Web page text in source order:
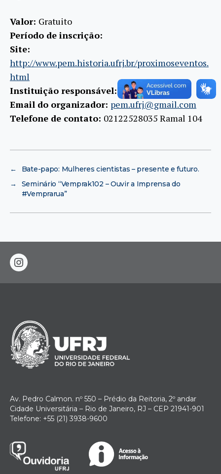
Valor: Gratuito
Período de inscrição:
Site:
http://www.pem.historia.ufrj.br/proximoseventos.
html
Instituição responsável: PEM-UFRJ
Email do organizador: pem.ufrj@gmail.com
Telefone de contato: 02122528035 Ramal 104
←
Bate-papo: Mulheres cientistas – presente e futuro.
→
Seminário “Vemprak102 – Ouvir a Imprensa do
#Vemprarua”‏
instagram
Av. Pedro Calmon. nº 550 – Prédio da Reitoria, 2º andar
Cidade Universitária – Rio de Janeiro, RJ – CEP 21941-901
Telefone: +55 (21) 3938-9600